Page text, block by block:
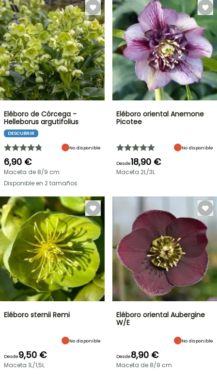
Eléboro de Córcega -
Helleborus argutifolius
DESCUBRIR
No disponible
6,90 €
Maceta de 8/9 cm
Disponible en 2 tamaños
Eléboro oriental Anemone
Picotee
No disponible
Desde18,90 €
Maceta 2L/3L
Eléboro sternii Remi
No disponible
Desde9,50 €
Maceta 1L/1,5L
Eléboro oriental Aubergine
W/E
No disponible
Desde8,90 €
Maceta de 8/9 cm